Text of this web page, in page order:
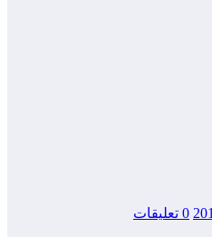
0 تعليقات